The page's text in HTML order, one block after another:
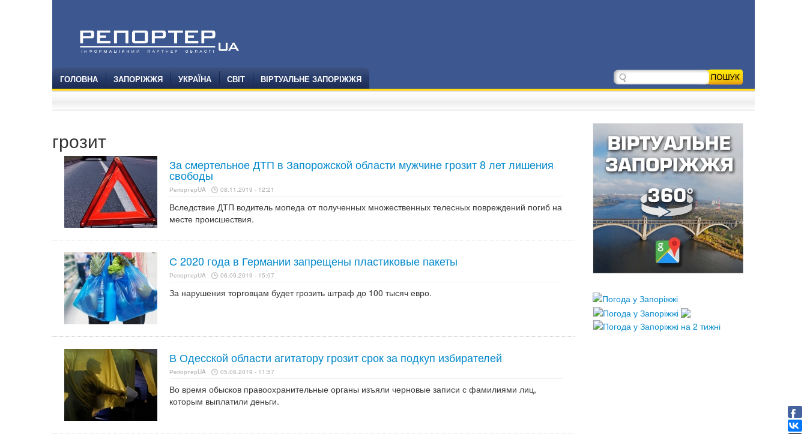
ГОЛОВНА ЗАПОРІЖЖЯ УКРАЇНА СВІТ ВІРТУАЛЬНЕ ЗАПОРІЖЖЯ
грозит
За смертельное ДТП в Запорожской области мужчине грозит 8 лет лишения
свободы
РепортерUA 08.11.2019 - 12:21
Вследствие ДТП водитель мопеда от полученных множественных телесных повреждений погиб на
месте происшествия.
С 2020 года в Германии запрещены пластиковые пакеты
РепортерUA 06.09.2019 - 15:07
За нарушения торговцам будет грозить штраф до 100 тысяч евро.
В Одесской области агитатору грозит срок за подкуп избирателей
РепортерUA 05.08.2019 - 11:57
Во время обысков правоохранительные органы изъяли черновые записи с фамилиями лиц,
которым выплатили деньги.